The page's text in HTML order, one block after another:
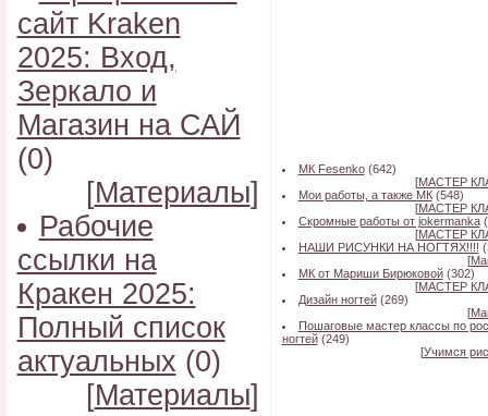
сайт Kraken
2025: Вход,
Зеркало и
Магазин на САЙ
(0)
[Материалы]
Рабочие
ссылки на
Кракен 2025:
Полный список
актуальных (0)
[Материалы]
МК Fesenko (642)
[МАСТЕР
Мои работы, а также МК (548)
[МАСТЕР
Скромные работы от jokermanka
[МАСТЕР
НАШИ РИСУНКИ НА НОГТЯХ!!!!
[
МК от Мариши Бирюковой (302)
[МАСТЕР
Дизайн ногтей (269)
[
Пошаговые мастер классы по
ногтей (249)
[Учимся